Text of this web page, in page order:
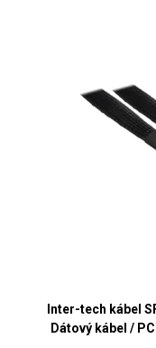
Inter-tech kábel
Dátový kábel /